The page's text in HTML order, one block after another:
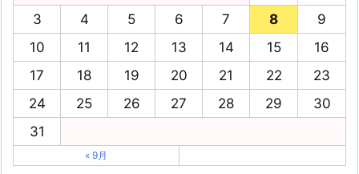
3
4 5 6 7 8
9
10
11 12 13 14 15
16
17
18 19 20 21 22
23
24
25 26 27 28 29
30
31
« 9月